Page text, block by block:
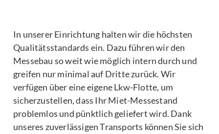
In unserer Einrichtung halten wir die höchsten
Qualitätsstandards ein. Dazu führen wir den
Messebau so weit wie möglich intern durch und
greifen nur minimal auf Dritte zurück. Wir
verfügen über eine eigene Lkw-Flotte, um
sicherzustellen, dass Ihr Miet-Messestand
problemlos und pünktlich geliefert wird. Dank
unseres zuverlässigen Transports können Sie sich